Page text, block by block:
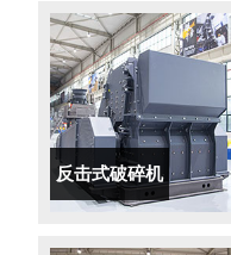
反击式破碎机